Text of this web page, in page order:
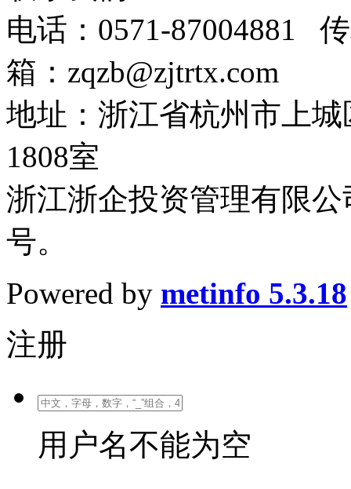
电话：0571-87004881
箱：zqzb@zjtrtx.com
地址：浙江省杭州市上
1808室
浙江浙企投资管理有限公
号。
Powered by metinfo 5.3.18
注册
用户名不能为空